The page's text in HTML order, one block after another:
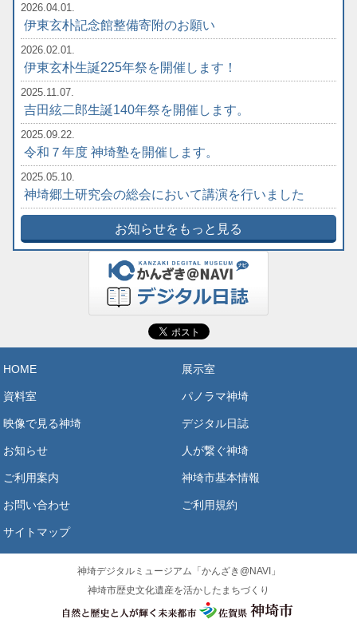
2026.04.01.
伊東玄朴記念館整備寄附のお願い
2026.02.01.
伊東玄朴生誕225年祭を開催します！
2025.11.07.
吉田絃二郎生誕140年祭を開催します。
2025.09.22.
令和７年度 神埼塾を開催します。
2025.05.10.
神埼郷土研究会の総会において講演を行いました
お知らせをもっと見る
HOME 展示室
資料室 パノラマ神埼
映像で見る神埼 デジタル日誌
お知らせ 人が繋ぐ神埼
ご利用案内 神埼市基本情報
お問い合わせ ご利用規約
サイトマップ
神埼デジタルミュージアム「かんざき@NAVI」
神埼市歴史文化遺産を活かしたまちづくり